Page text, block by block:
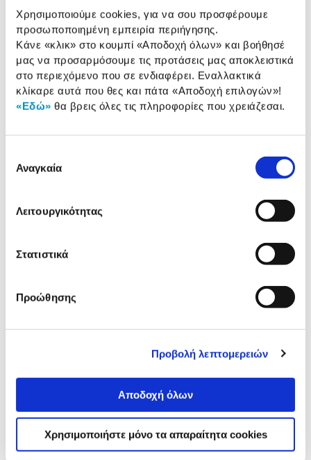
Χρησιμοποιούμε cookies, για να σου προσφέρουμε
προσωποποιημένη εμπειρία περιήγησης.
Κάνε «κλικ» στο κουμπί «Αποδοχή όλων» και βοήθησέ
μας να προσαρμόσουμε τις προτάσεις μας αποκλειστικά
στο περιεχόμενο που σε ενδιαφέρει. Εναλλακτικά
κλίκαρε αυτά που θες και πάτα «Αποδοχή επιλογών»!
«Εδώ» θα βρεις όλες τις πληροφορίες που χρειάζεσαι.
συγκατάθεσης
Αναγκαία
Λειτουργικότητας
Στατιστικά
Προώθησης
Προβολή λεπτομερειών
Αποδοχή όλων
Χρησιμοποιήστε μόνο τα απαραίτητα cookies
ΒΛΕΠΕΙΣ:
Philips Ξυριστική Μηχανή
XP9202/10 Series i9000 Prestige
339,90 €
Συνδύασέ
προϊόντος
Αξιολογήσεις